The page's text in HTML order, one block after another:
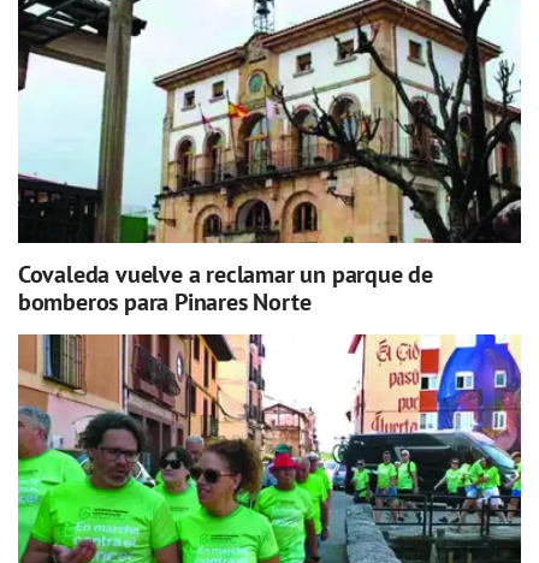
Covaleda vuelve a reclamar un parque de
bomberos para Pinares Norte